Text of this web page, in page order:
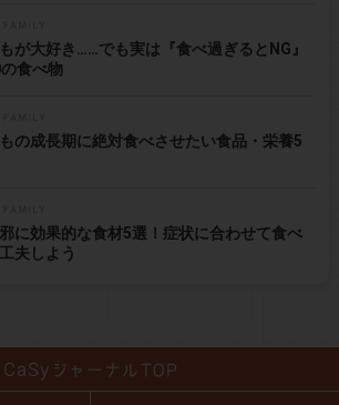
が大好き……でも実は『食べ過ぎるとNG』
食べ物
の成長期に絶対食べさせたい食品・栄養5
に効果的な食材5選！症状に合わせて食べ
夫しよう